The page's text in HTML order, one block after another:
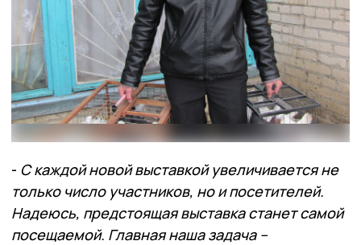
- С каждой новой выставкой увеличивается не
только число участников, но и посетителей.
Надеюсь, предстоящая выставка станет самой
посещаемой. Главная наша задача –